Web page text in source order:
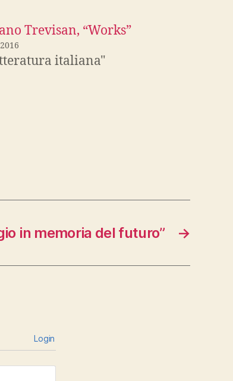
Trevisan, “Works”
italiana"
→
in memoria del futuro”
Login